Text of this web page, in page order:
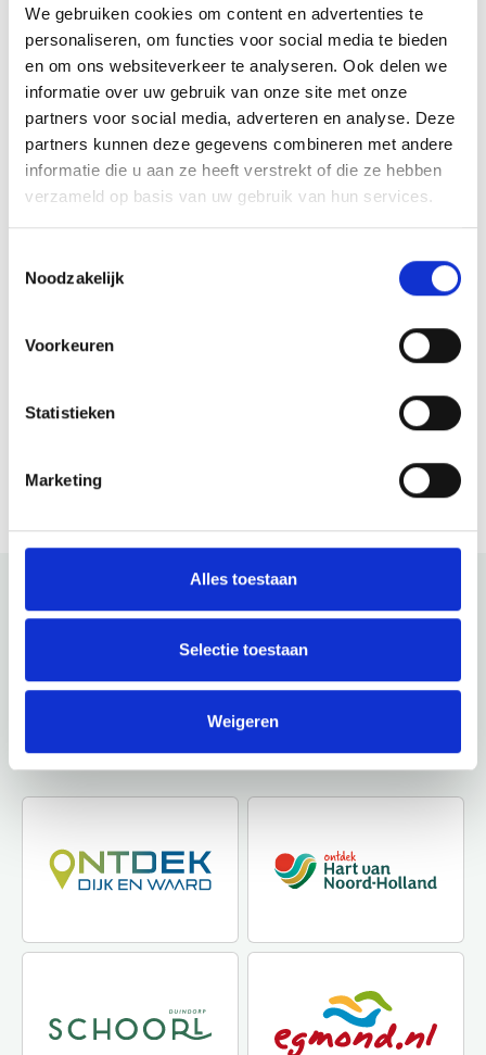
We gebruiken cookies om content en advertenties te
personaliseren, om functies voor social media te bieden
en om ons websiteverkeer te analyseren. Ook delen we
informatie over uw gebruik van onze site met onze
partners voor social media, adverteren en analyse. Deze
partners kunnen deze gegevens combineren met andere
informatie die u aan ze heeft verstrekt of die ze hebben
verzameld op basis van uw gebruik van hun services.
Noodzakelijk
Voorkeuren
Statistieken
Marketing
Alles toestaan
Selectie toestaan
Weigeren
Wanneer
Van 7 aug. 2026 tot 25 okt. 2026
Dinsdag
13:00 - 17:00
Woensdag
13:00 - 17:00
Donderdag
13:00 - 17:00
Zondag
Bekijk ook eens
Ontdek de rest van de regio! Bekijk de andere websites om
te zien wat deze prachtige omgeving nog meer te bieden